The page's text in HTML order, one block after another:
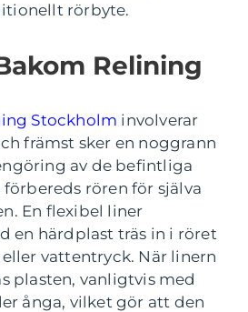
rörbyte.
Relining
Stockholm involverar
främst sker en noggrann
av de befintliga
rören för själva
En flexibel liner
en härdplast träs in i röret
vattentryck. När linern
plasten, vanligtvis med
ånga, vilket gör att den